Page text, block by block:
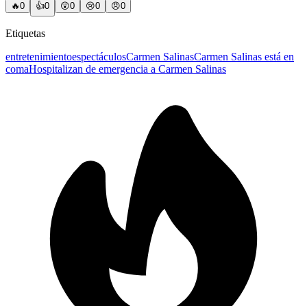
🔥0 👍0 😲0 😢0 😠0
Etiquetas
entretenimientoespectáculosCarmen SalinasCarmen Salinas está en
comaHospitalizan de emergencia a Carmen Salinas